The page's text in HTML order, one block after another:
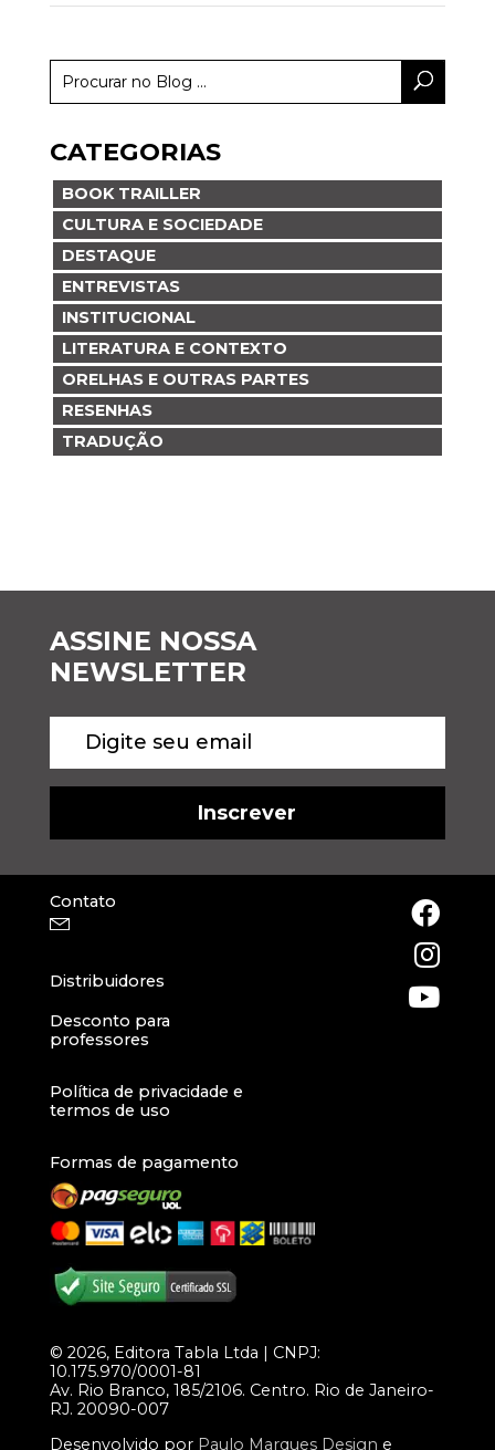
CATEGORIAS
BOOK TRAILLER
CULTURA E SOCIEDADE
DESTAQUE
ENTREVISTAS
INSTITUCIONAL
LITERATURA E CONTEXTO
ORELHAS E OUTRAS PARTES
RESENHAS
TRADUÇÃO
ASSINE NOSSA
NEWSLETTER
Contato
Distribuidores
Desconto para
professores
Política de privacidade e
termos de uso
Formas de pagamento
© 2026, Editora Tabla Ltda | CNPJ:
10.175.970/0001-81
Av. Rio Branco, 185/2106. Centro. Rio de Janeiro-
RJ. 20090-007
Desenvolvido por Paulo Marques Design e